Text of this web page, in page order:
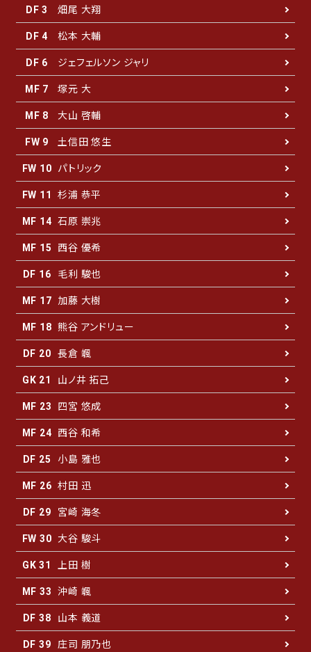
DF 3 畑尾 大翔
DF 4 松本 大輔
DF 6 ジェフェルソン ジャリ
MF 7 塚元 大
MF 8 大山 啓輔
FW 9 土信田 悠生
FW 10 パトリック
FW 11 杉浦 恭平
MF 14 石原 崇兆
MF 15 西谷 優希
DF 16 毛利 駿也
MF 17 加藤 大樹
MF 18 熊谷 アンドリュー
DF 20 長倉 颯
GK 21 山ノ井 拓己
MF 23 四宮 悠成
MF 24 西谷 和希
DF 25 小島 雅也
MF 26 村田 迅
DF 29 宮崎 海冬
FW 30 大谷 駿斗
GK 31 上田 樹
MF 33 沖崎 颯
DF 38 山本 義道
DF 39 庄司 朋乃也